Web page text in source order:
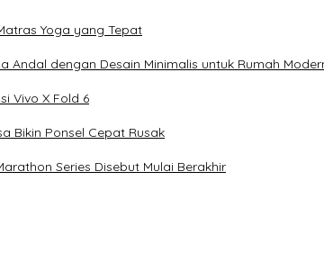
Yoga yang Tepat
Andal dengan Desain Minimalis untuk Rumah
Vivo X Fold 6
Bikin Ponsel Cepat Rusak
Series Disebut Mulai Berakhir